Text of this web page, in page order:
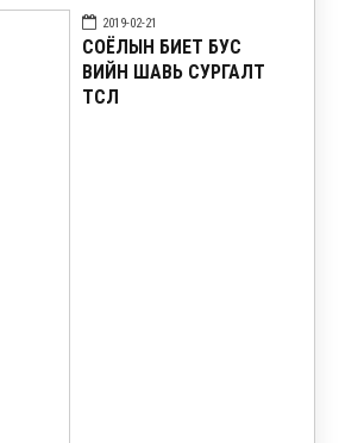
2019-02-21
СОЁЛЫН БИЕТ БУС
ӨВИЙН ШАВЬ СУРГАЛТ
ТӨСӨЛ